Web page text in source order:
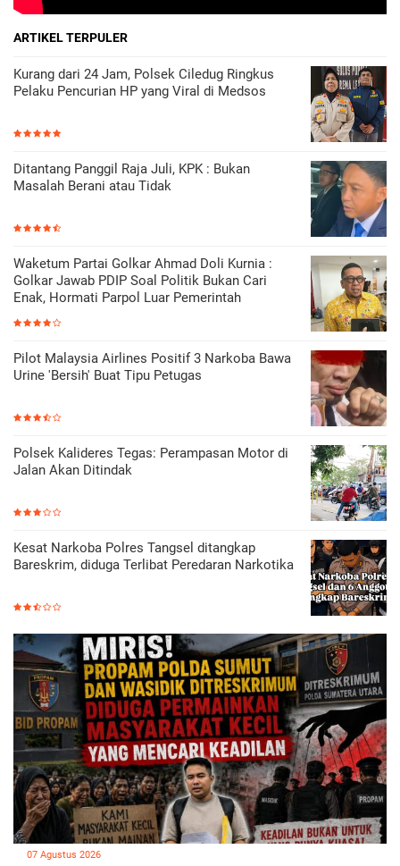
ARTIKEL TERPULER
Kurang dari 24 Jam, Polsek Ciledug Ringkus
Pelaku Pencurian HP yang Viral di Medsos
Ditantang Panggil Raja Juli, KPK : Bukan
Masalah Berani atau Tidak
Waketum Partai Golkar Ahmad Doli Kurnia :
Golkar Jawab PDIP Soal Politik Bukan Cari
Enak, Hormati Parpol Luar Pemerintah
Pilot Malaysia Airlines Positif 3 Narkoba Bawa
Urine 'Bersih' Buat Tipu Petugas
Polsek Kalideres Tegas: Perampasan Motor di
Jalan Akan Ditindak
Kesat Narkoba Polres Tangsel ditangkap
Bareskrim, diduga Terlibat Peredaran Narkotika
07 Agustus 2026